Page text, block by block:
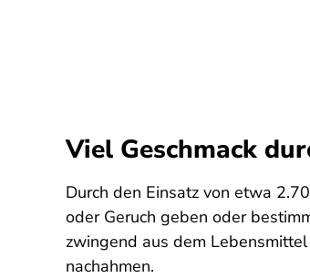
Viel Geschmack
Durch den Einsatz von etwa
oder Geruch geben oder
zwingend aus dem
nachahmen.